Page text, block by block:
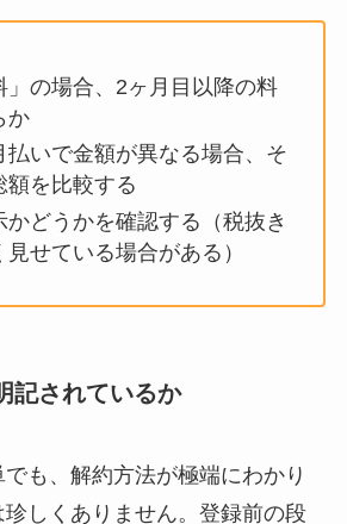
」の場合、2ヶ月目以降の料
か
払いで金額が異なる場合、そ
額を比較する
かどうかを確認する（税抜き
せている場合がある）
記されているか
も、解約方法が極端にわかり
しくありません。登録前の段